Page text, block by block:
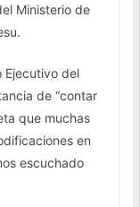
Ministerio de
Ejecutivo del
de “contar
que muchas
en
escuchado